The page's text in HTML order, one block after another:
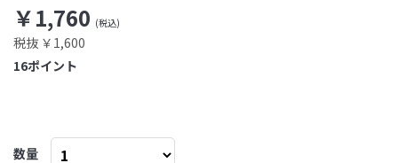
￥1,760
税抜 ￥1,600
ポイント
16
数量